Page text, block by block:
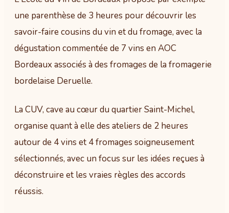
une parenthèse de 3 heures pour découvrir les
savoir-faire cousins du vin et du fromage, avec la
dégustation commentée de 7 vins en AOC
Bordeaux associés à des fromages de la fromagerie
bordelaise Deruelle.
La CUV, cave au cœur du quartier Saint-Michel,
organise quant à elle des ateliers de 2 heures
autour de 4 vins et 4 fromages soigneusement
sélectionnés, avec un focus sur les idées reçues à
déconstruire et les vraies règles des accords
réussis.